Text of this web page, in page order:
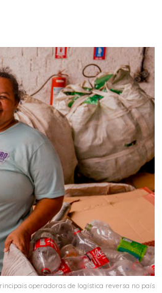
operadoras de logística reversa no país